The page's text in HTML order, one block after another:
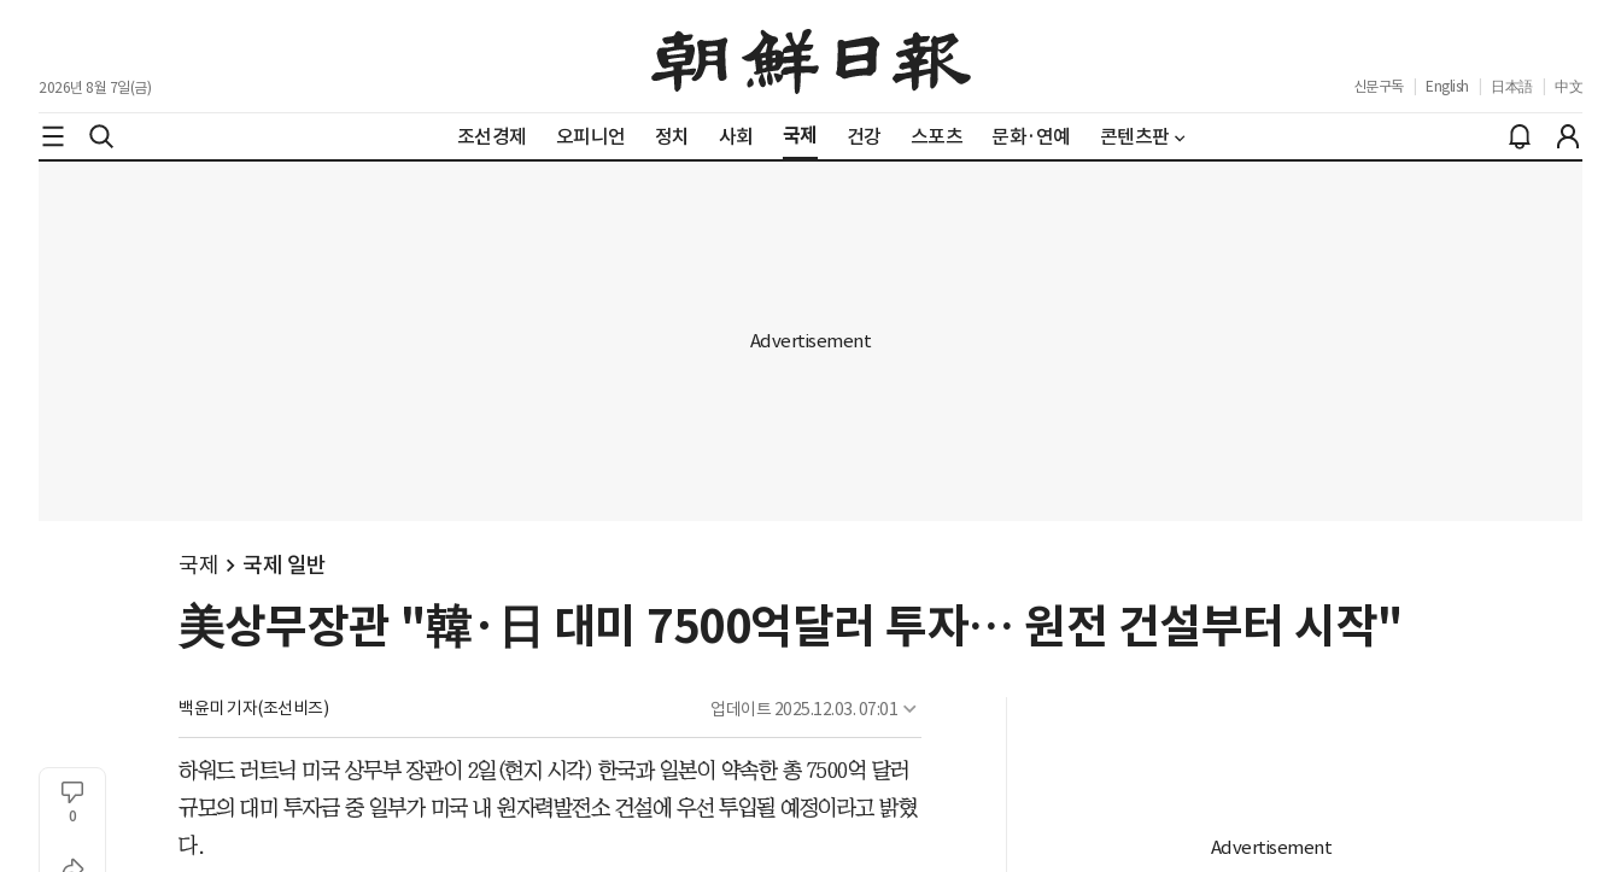
2026년 8월 7일(금) 신문구독 English 日本語 中文
조선경제 오피니언 정치 사회 국제 건강 스포츠 문화·연예 콘텐츠판
국제 국제 일반
美상무장관 "韓·日 대미 7500억달러 투자… 원전 건설부터 시작"
백윤미 기자(조선비즈) 업데이트 2025.12.03. 07:01
0
하워드 러트닉 미국 상무부 장관이 2일(현지 시각) 한국과 일본이 약속한 총 7500억 달러
규모의 대미 투자금 중 일부가 미국 내 원자력발전소 건설에 우선 투입될 예정이라고 밝혔
다.